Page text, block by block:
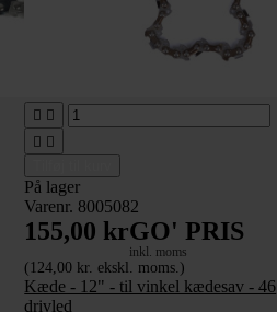
 
 
På lager
Varenr. 8005082
155,00 krGO' PRIS
inkl. moms
(124,00 kr. ekskl. moms.)
Kæde - 12" - til vinkel kædesav - 46
drivled